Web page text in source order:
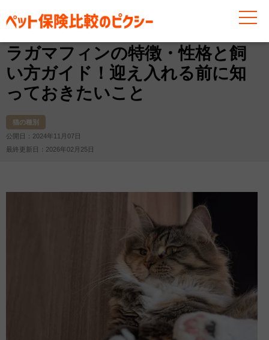
お役立ち情報 猫 猫の種別 ラガマフィンの特徴・
ラガマフィンの特徴・性格と飼
い方ガイド！迎え入れる前に知
っておきたいこと
猫の種別
公開日：2024年11月07日
最終更新日：2026年02月25日